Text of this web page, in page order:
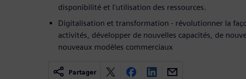
disponibilité et l'utilisation des ressources.
Digitalisation et transformation - révolutionner la
activités, développer de nouvelles capacités, de
nouveaux modèles commerciaux
Partager